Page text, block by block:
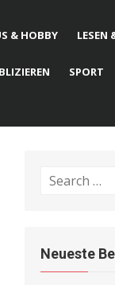
& HOBBY LESEN
SPORT
Search
Neueste